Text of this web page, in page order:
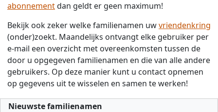
abonnementdan geldt er geen maximum!
Bekijk ook zeker welke familienamen uwvriendenkring
(onder)zoekt. Maandelijks ontvangt elke gebruiker per
e-mail een overzicht met overeenkomsten tussen de
door u opgegeven familienamen en die van alle andere
gebruikers. Op deze manier kunt u contact opnemen
op gegevens uit te wisselen en samen te werken!
Nieuwste familienamen